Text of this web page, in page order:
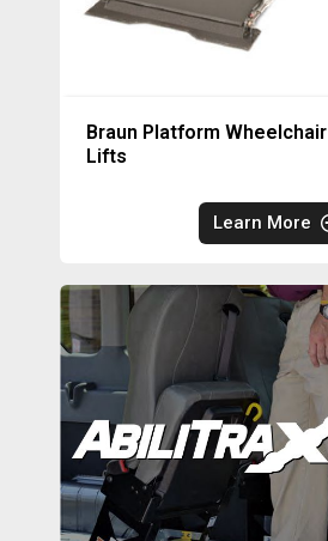
Braun Platform Wheelchair
Lifts
Learn More